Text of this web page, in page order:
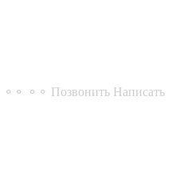
⚬⚬ ⚬⚬ Позвонить Написать